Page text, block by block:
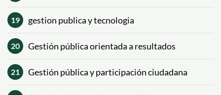
19 gestion publica y tecnologia
20 Gestión pública orientada a resultados
21 Gestión pública y participación ciudadana